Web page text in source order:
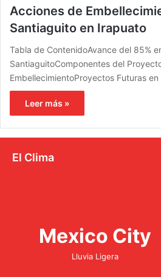
Acciones de
Santiaguito en Irapuato
Tabla de ContenidoAvance del 85%
SantiaguitoComponentes del
EmbellecimientoProyectos Futuras
Leer más »
El Clima
Mexico City
Lluvia Ligera